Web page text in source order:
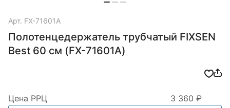
Арт. FX-71601A
Полотенцедержатель трубчатый FIXSEN
Best 60 см (FX-71601A)
Цена РРЦ 3 360 ₽